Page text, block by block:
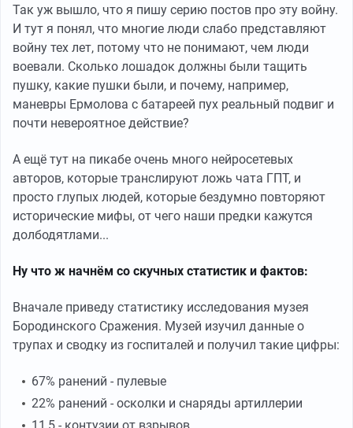
Так уж вышло, что я пишу серию постов про эту войну.
И тут я понял, что многие люди слабо представляют
войну тех лет, потому что не понимают, чем люди
воевали. Сколько лошадок должны были тащить
пушку, какие пушки были, и почему, например,
маневры Ермолова с батареей пух реальный подвиг и
почти невероятное действие?
А ещё тут на пикабе очень много нейросетевых
авторов, которые транслируют ложь чата ГПТ, и
просто глупых людей, которые бездумно повторяют
исторические мифы, от чего наши предки кажутся
долбодятлами...
Ну что ж начнём со скучных статистик и фактов:
Вначале приведу статистику исследования музея
Бородинского Сражения. Музей изучил данные о
трупах и сводку из госпиталей и получил такие цифры:
67% ранений - пулевые
22% ранений - осколки и снаряды артиллерии